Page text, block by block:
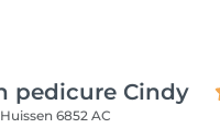
pedicure Cindy
Huissen 6852 AC